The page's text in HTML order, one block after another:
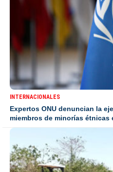
INTERNACIONALES
Expertos ONU denuncian la
miembros de minorías étnicas